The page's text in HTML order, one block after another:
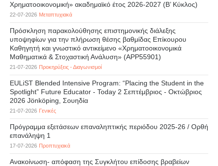
Χρηματοοικονομική» ακαδημαϊκό έτος 2026-2027 (B’ Kύκλος)
22-07-2026 Μεταπτυχιακά
Πρόσκληση παρακολούθησης επιστημονικής διάλεξης
υποψηφίων για την πλήρωση θέσης βαθμίδας Επίκουρου
Καθηγητή και γνωστικό αντικείμενο «Χρηματοοικονομικά
Μαθηματικά & Στοχαστική Ανάλυση» (APP55901)
21-07-2026 Προκηρύξεις - Διαγωνισμοί
EULiST Blended Intensive Program: “Placing the Student in the
Spotlight” Future Educator - Today 2 Σεπτέμβριος - Οκτώβριος
2026 Jönköping, Σουηδία
21-07-2026 Γενικές
Πρόγραμμα εξετάσεων επαναληπτικής περιόδου 2025-26 / Ορθή
επανάληψη 1
17-07-2026 Προπτυχιακά
Ανακοίνωση- απόφαση της Συγκλήτου επίδοσης βραβείων